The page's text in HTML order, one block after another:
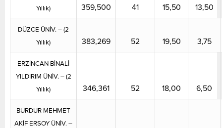
Yıllık)
359,500 41 15,50 13,50
DÜZCE ÜNİV. – (2
Yıllık)
383,269 52 19,50 3,75
ERZİNCAN BİNALİ
YILDIRIM ÜNİV. – (2
Yıllık)
346,361 52 18,00 6,50
BURDUR MEHMET
AKİF ERSOY ÜNİV. –